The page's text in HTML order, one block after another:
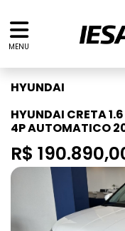
MENU
HYUNDAI
HYUNDAI CRETA
4P AUTOMATICO
R$